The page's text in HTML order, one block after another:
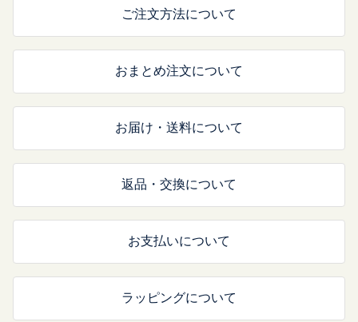
ご注文方法について
おまとめ注文について
お届け・送料について
返品・交換について
お支払いについて
ラッピングについて